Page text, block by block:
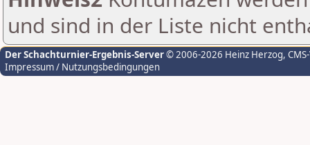
und sind in der Liste nicht
Der Schachturnier-Ergebnis-Server© 2006-2026 Heinz Herzog,
Impressum / Nutzungsbedingungen